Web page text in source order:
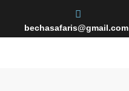
bechasafaris@gmail.com